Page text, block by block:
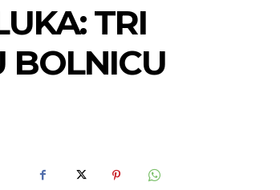
TRI
BOLNICU